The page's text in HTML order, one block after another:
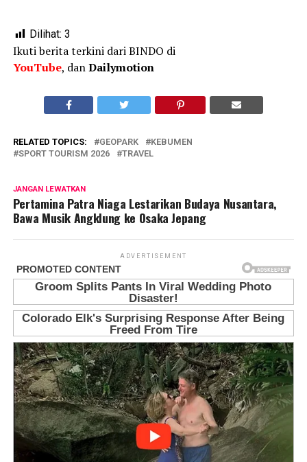
Dilihat: 3
Ikuti berita terkini dari BINDO di
YouTube, danDailymotion
RELATED TOPICS: GEOPARK
KEBUMEN
SPORT TOURISM 2026
TRAVEL
JANGAN LEWATKAN
Pertamina Patra Niaga Lestarikan Budaya Nusantara,
Bawa Musik Angklung ke Osaka Jepang
ADVERTISEMENT